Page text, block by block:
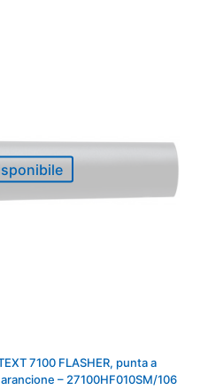
7100 FLASHER, punta a
– 27100HF010SM/106